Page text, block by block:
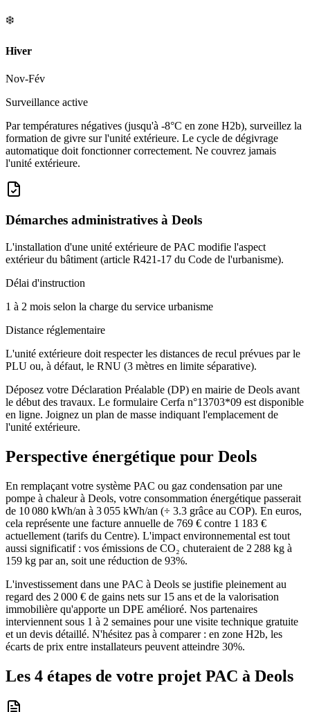
❄️
Hiver
Nov-Fév
Surveillance active
Par températures négatives (jusqu'à -8°C en zone H2b), surveillez la
formation de givre sur l'unité extérieure. Le cycle de dégivrage
automatique doit fonctionner correctement. Ne couvrez jamais
l'unité extérieure.
Démarches administratives à Deols
L'installation d'une unité extérieure de PAC modifie l'aspect
extérieur du bâtiment (article R421-17 du Code de l'urbanisme).
Délai d'instruction
1 à 2 mois selon la charge du service urbanisme
Distance réglementaire
L'unité extérieure doit respecter les distances de recul prévues par le
PLU ou, à défaut, le RNU (3 mètres en limite séparative).
Déposez votre Déclaration Préalable (DP) en mairie de Deols avant
le début des travaux. Le formulaire Cerfa n°13703*09 est disponible
en ligne. Joignez un plan de masse indiquant l'emplacement de
l'unité extérieure.
Perspective énergétique pour Deols
En remplaçant votre système PAC ou gaz condensation par une
pompe à chaleur à Deols, votre consommation énergétique passerait
de 10 080 kWh/an à 3 055 kWh/an (÷ 3.3 grâce au COP). En euros,
cela représente une facture annuelle de 769 € contre 1 183 €
actuellement (tarifs du Centre). L'impact environnemental est tout
aussi significatif : vos émissions de CO₂ chuteraient de 2 288 kg à
159 kg par an, soit une réduction de 93%.
L'investissement dans une PAC à Deols se justifie pleinement au
regard des 2 000 € de gains nets sur 15 ans et de la valorisation
immobilière qu'apporte un DPE amélioré. Nos partenaires
interviennent sous 1 à 2 semaines pour une visite technique gratuite
et un devis détaillé. N'hésitez pas à comparer : en zone H2b, les
écarts de prix entre installateurs peuvent atteindre 30%.
Les 4 étapes de votre projet PAC à Deols